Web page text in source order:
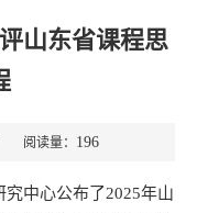
山东省课程思
阅读量： 196
中心公布了2025年山